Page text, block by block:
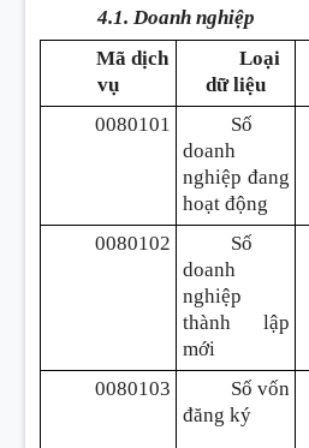
4.1. Doanh nghiệp
Mã dịch
vụ
Loại
dữ liệu
0080101
Số
doanh
nghiệp đang
hoạt động
0080102
Số
doanh
nghiệp
thành lập
mới
0080103
Số vốn
đăng ký